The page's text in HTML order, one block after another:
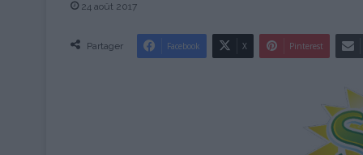
24 août 2017
Partager Facebook X Pinterest